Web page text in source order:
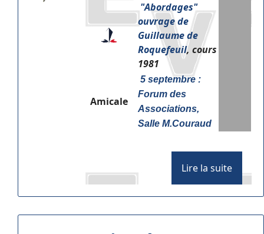
"Abordages"
ouvrage de
Guillaume de
Roquefeuil, cours
1981
Amicale
5 septembre :
Forum des
Associations,
Salle M.Couraud
Lire la suite